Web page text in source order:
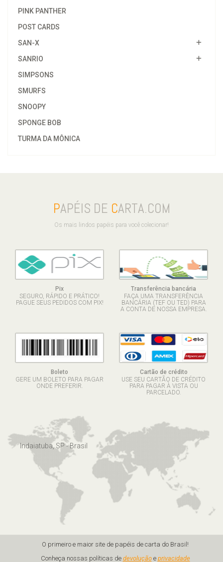
PINK PANTHER
POST CARDS
SAN-X
SANRIO
SIMPSONS
SMURFS
SNOOPY
SPONGE BOB
TURMA DA MÔNICA
PAPÉIS DE CARTA.COM
Os mais lindos papéis para você colecionar!
Pix
SEGURO, RÁPIDO E PRÁTICO!
PAGUE SEUS PEDIDOS COM PIX!
Transferência bancária
FAÇA UMA TRANSFERÊNCIA
BANCÁRIA (TEF OU TED) PARA
A CONTA DE NOSSA EMPRESA.
Boleto
GERE UM BOLETO PARA PAGAR
ONDE PREFERIR.
Cartão de crédito
USE SEU CARTÃO DE CRÉDITO
PARA PAGAR À VISTA OU
PARCELADO.
Indaiatuba, SP - Brasil
O primeiro e maior site de papéis de carta do Brasil!
Conheça nossas políticas de devoluçãoe privacidade